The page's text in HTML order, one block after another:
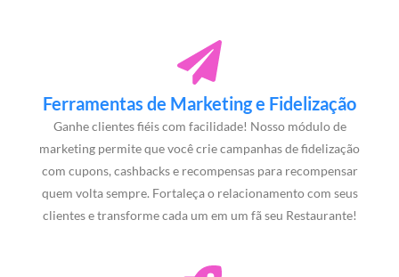
Ferramentas de Marketing e Fidelização
Ganhe clientes fiéis com facilidade! Nosso módulo de
marketing permite que você crie campanhas de fidelização
com cupons, cashbacks e recompensas para recompensar
quem volta sempre. Fortaleça o relacionamento com seus
clientes e transforme cada um em um fã seu Restaurante!